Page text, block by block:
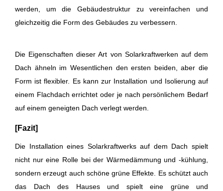
werden, um die Gebäudestruktur zu vereinfachen und
gleichzeitig die Form des Gebäudes zu verbessern.
Die Eigenschaften dieser Art von Solarkraftwerken auf dem
Dach ähneln im Wesentlichen den ersten beiden, aber die
Form ist flexibler. Es kann zur Installation und Isolierung auf
einem Flachdach errichtet oder je nach persönlichem Bedarf
auf einem geneigten Dach verlegt werden.
[Fazit]
Die Installation eines Solarkraftwerks auf dem Dach spielt
nicht nur eine Rolle bei der Wärmedämmung und -kühlung,
sondern erzeugt auch schöne grüne Effekte. Es schützt auch
das Dach des Hauses und spielt eine grüne und